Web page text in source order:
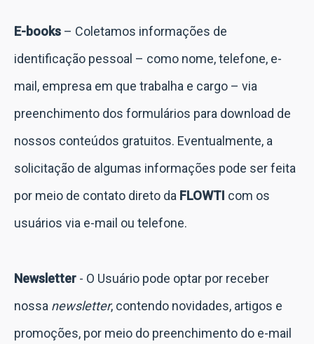
E-books – Coletamos informações de
identificação pessoal – como nome, telefone, e-
mail, empresa em que trabalha e cargo – via
preenchimento dos formulários para download de
nossos conteúdos gratuitos. Eventualmente, a
solicitação de algumas informações pode ser feita
por meio de contato direto da FLOWTI com os
usuários via e-mail ou telefone.
Newsletter - O Usuário pode optar por receber
nossa newsletter, contendo novidades, artigos e
promoções, por meio do preenchimento do e-mail